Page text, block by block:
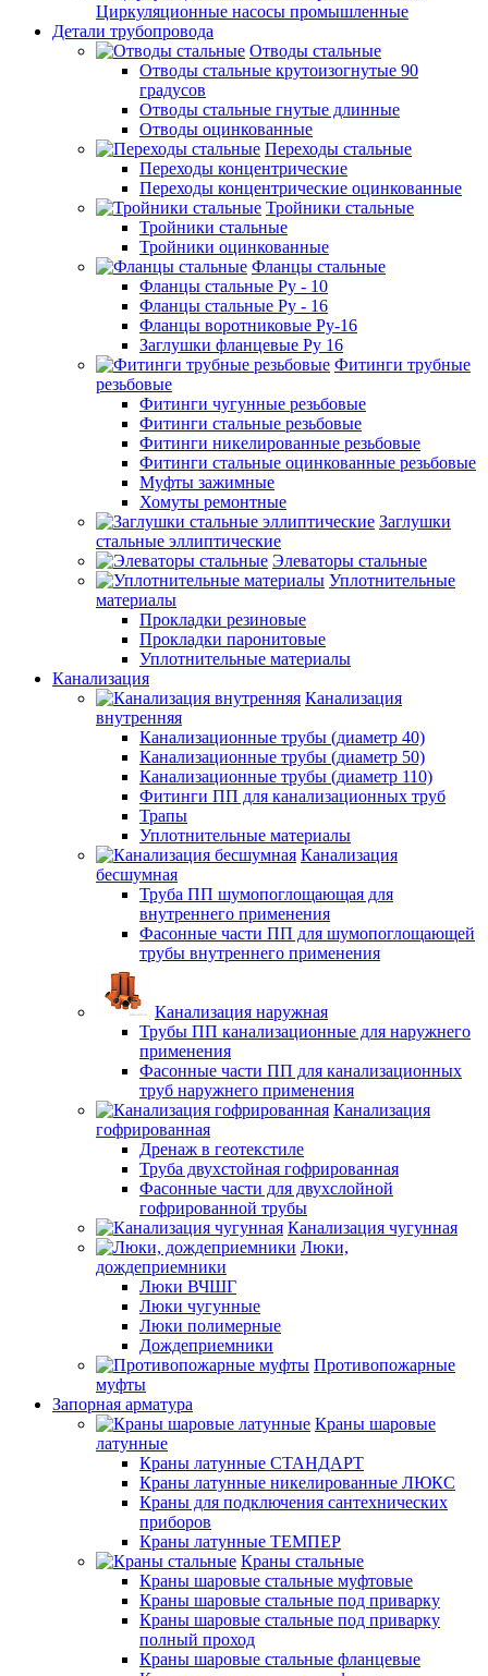
Циркуляционные насосы промышленные
Детали трубопровода
Отводы стальные
Отводы стальные крутоизогнутые 90
градусов
Отводы стальные гнутые длинные
Отводы оцинкованные
Переходы стальные
Переходы концентрические
Переходы концентрические оцинкованные
Тройники стальные
Тройники стальные
Тройники оцинкованные
Фланцы стальные
Фланцы стальные Ру - 10
Фланцы стальные Ру - 16
Фланцы воротниковые Ру-16
Заглушки фланцевые Ру 16
Фитинги трубные
резьбовые
Фитинги чугунные резьбовые
Фитинги стальные резьбовые
Фитинги никелированные резьбовые
Фитинги стальные оцинкованные резьбовые
Муфты зажимные
Хомуты ремонтные
Заглушки
стальные эллиптические
Элеваторы стальные
Уплотнительные
материалы
Прокладки резиновые
Прокладки паронитовые
Уплотнительные материалы
Канализация
Канализация
внутренняя
Канализационные трубы (диаметр 40)
Канализационные трубы (диаметр 50)
Канализационные трубы (диаметр 110)
Фитинги ПП для канализационных труб
Трапы
Уплотнительные материалы
Канализация
бесшумная
Труба ПП шумопоглощающая для
внутреннего применения
Фасонные части ПП для шумопоглощающей
трубы внутреннего применения
Канализация наружная
Трубы ПП канализационные для наружнего
применения
Фасонные части ПП для канализационных
труб наружнего применения
Канализация
гофрированная
Дренаж в геотекстиле
Труба двухстойная гофрированная
Фасонные части для двухслойной
гофрированной трубы
Канализация чугунная
Люки,
дождеприемники
Люки ВЧШГ
Люки чугунные
Люки полимерные
Дождеприемники
Противопожарные
муфты
Запорная арматура
Краны шаровые
латунные
Краны латунные СТАНДАРТ
Краны латунные никелированные ЛЮКС
Краны для подключения сантехнических
приборов
Краны латунные ТЕМПЕР
Краны стальные
Краны шаровые стальные муфтовые
Краны шаровые стальные под приварку
Краны шаровые стальные под приварку
полный проход
Краны шаровые стальные фланцевые